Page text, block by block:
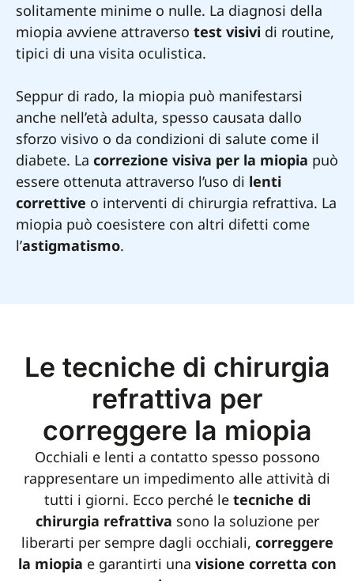
solitamente minime o nulle. La diagnosi della
miopia avviene attraverso test visivi di routine,
tipici di una visita oculistica.
Seppur di rado, la miopia può manifestarsi
anche nell’età adulta, spesso causata dallo
sforzo visivo o da condizioni di salute come il
diabete. La correzione visiva per la miopia può
essere ottenuta attraverso l’uso di lenti
correttive o interventi di chirurgia refrattiva. La
miopia può coesistere con altri difetti come
l’astigmatismo.
Le tecniche di chirurgia
refrattiva per
correggere la miopia
Occhiali e lenti a contatto spesso possono
rappresentare un impedimento alle attività di
tutti i giorni. Ecco perché le tecniche di
chirurgia refrattiva sono la soluzione per
liberarti per sempre dagli occhiali, correggere
la miopia e garantirti una visione corretta con